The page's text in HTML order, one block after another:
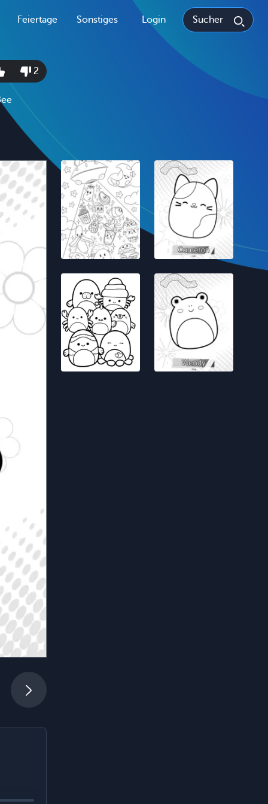
Feiertage Sonstiges Login
2